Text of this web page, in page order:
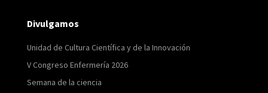
Divulgamos
Unidad de Cultura Científica y de la Innovación
V Congreso Enfermería 2026
Semana de la ciencia